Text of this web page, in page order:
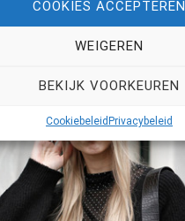
COOKIES ACCEPTEREN
WEIGEREN
BEKIJK VOORKEUREN
CookiebeleidPrivacybeleid